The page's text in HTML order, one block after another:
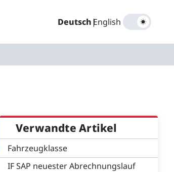
Deutsch|
English
Verwandte Artikel
Fahrzeugklasse
IF SAP neuester Abrechnungslauf